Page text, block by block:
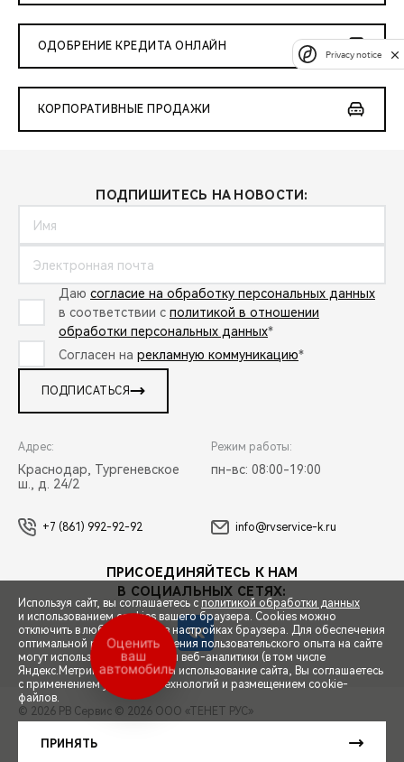
СПЕЦПРЕДЛОЖЕНИЯ
ЗАПИСЬ НА ТЕСТ-ДРАЙВ
ОДОБРЕНИЕ КРЕДИТА ОНЛАЙН
КОРПОРАТИВНЫЕ ПРОДАЖИ
ПОДПИШИТЕСЬ НА НОВОСТИ:
Даю согласие на обработку персональных данных
в соответствии с политикой в отношении
обработки персональных данных*
Согласен на рекламную коммуникацию*
ПОДПИСАТЬСЯ
Адрес:
Краснодар, Тургеневское
ш., д. 24/2
Режим работы:
пн-вс: 08:00-19:00
+7 (861) 992-92-92 info@rvservice-k.ru
ПРИСОЕДИНЯЙТЕСЬ К НАМ
В СОЦИАЛЬНЫХ СЕТЯХ:
© 2026 РВ Сервис © 2026 ООО «ТЕНЕТ РУС»
Сделано в ПЕРКС
Используя сайт, вы соглашаетесь с политикой обработки данных
и использованием cookies вашего браузера. Cookies можно
отключить в любой момент в настройках браузера. Для обеспечения
оптимальной работы и улучшения пользовательского опыта на сайте
могут использоваться системы веб-аналитики (в том числе
Яндекс.Метрика). Продолжая использование сайта, Вы соглашаетесь
с применением указанных технологий и размещением cookie-
файлов.
ПРИНЯТЬ
Оценить
ваш
автомобиль
Privacy notice